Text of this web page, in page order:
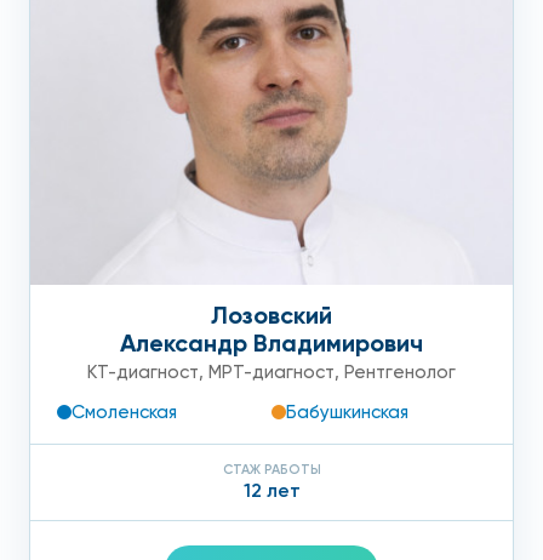
Лозовский
Александр Владимирович
КТ-диагност, МРТ-диагност, Рентгенолог
Смоленская
Бабушкинская
СТАЖ РАБОТЫ
12 лет